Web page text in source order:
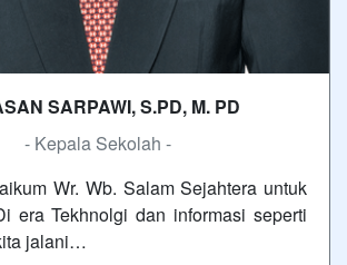
SARPAWI, S.PD, M. PD
- Kepala Sekolah -
Wr. Wb. Salam Sejahtera untuk
era Tekhnolgi dan informasi seperti
jalani…